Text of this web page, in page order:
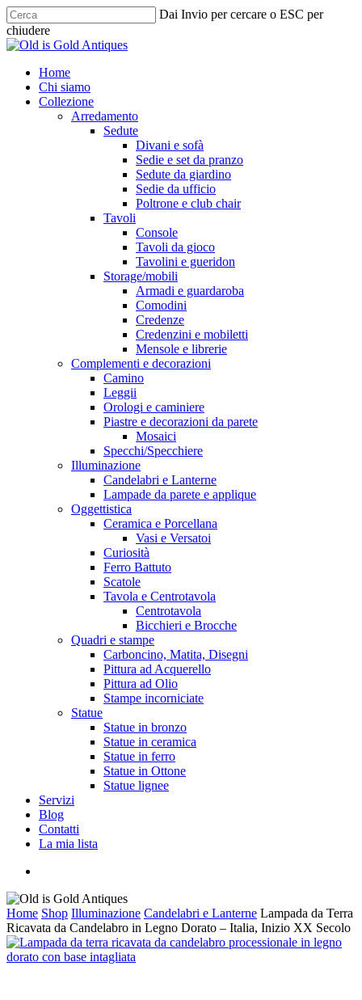
Skip
to
main
Dai Invio per cercare o ESC per
chiudere
Chiudi
cerca
Menu
Home
Chi siamo
Collezione
Arredamento
Sedute
Divani e sofà
Sedie e set da pranzo
Sedute da giardino
Sedie da ufficio
Poltrone e club chair
Tavoli
Console
Tavoli da gioco
Tavolini e gueridon
Storage/mobili
Armadi e guardaroba
Comodini
Credenze
Credenzini e mobiletti
Mensole e librerie
Complementi e decorazioni
Camino
Leggii
Orologi e caminiere
Piastre e decorazioni da parete
Mosaici
Specchi/Specchiere
Illuminazione
Candelabri e Lanterne
Lampade da parete e applique
Oggettistica
Ceramica e Porcellana
Vasi e Versatoi
Curiosità
Ferro Battuto
Scatole
Tavola e Centrotavola
Centrotavola
Bicchieri e Brocche
Quadri e stampe
Carboncino, Matita, Disegni
Pittura ad Acquerello
Pittura ad Olio
Stampe incorniciate
Statue
Statue in bronzo
Statue in ceramica
Statue in ferro
Statue in Ottone
Statue lignee
Servizi
Blog
Contatti
La mia lista
Home Shop Illuminazione Candelabri e Lanterne Lampada da Terra
Ricavata da Candelabro in Legno Dorato – Italia, Inizio XX Secolo